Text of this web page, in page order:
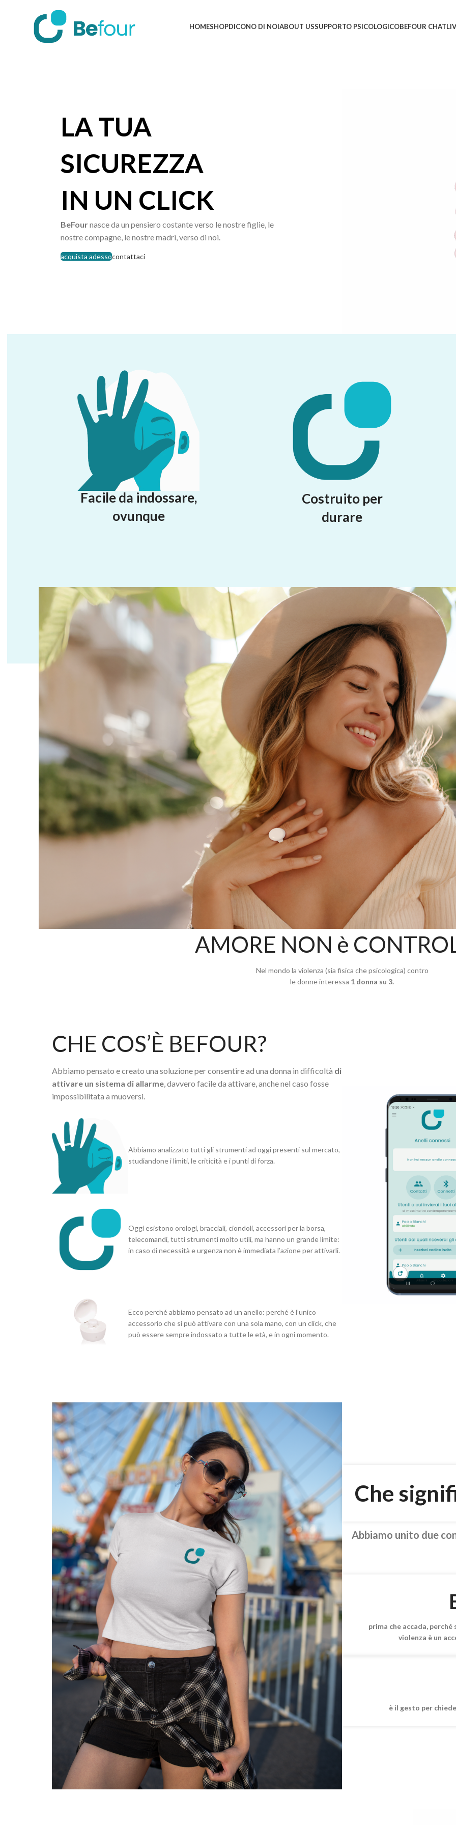
HOMESHOPDICONO DI NOIABOUT USSUPPORTO PSICOLOGICOBEFOUR
LA TUA
SICUREZZA
IN UN CLICK
BeFournasce da un pensiero costante verso le nostre figlie, le
nostre compagne, le nostre madri, verso di noi.
acquista adessocontattaci
Facile da indossare,
ovunque
Costruito per
durare
AMORE NON è
Nel mondo la violenza (sia fisica che psicologica) contro
le donne interessa 1 donna su 3.
CHE COS’È BEFOUR?
Abbiamo pensato e creato una soluzione per consentire ad una donna in difficoltà di
attivare un sistema di allarme, davvero facile da attivare, anche nel caso fosse
impossibilitata a muoversi.
Abbiamo analizzato tutti gli strumenti ad oggi presenti sul mercato,
studiandone i limiti, le criticità e i punti di forza.
Oggi esistono orologi, bracciali, ciondoli, accessori per la borsa,
telecomandi, tutti strumenti molto utili, ma hanno un grande limite:
in caso di necessità e urgenza non è immediata l’azione per attivarli.
Ecco perché abbiamo pensato ad un anello: perché è l’unico
accessorio che si può attivare con una sola mano, con un click, che
può essere sempre indossato a tutte le età, e in ogni momento.
Che
Abbiamo unito due
prima che accada,
violenza è un
è il gesto per